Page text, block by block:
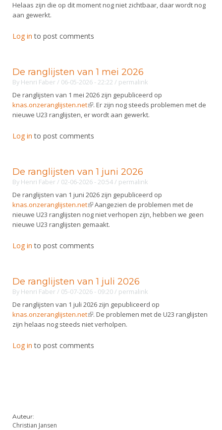
Helaas zijn die op dit moment nog niet zichtbaar, daar wordt nog
aan gewerkt.
Log in to post comments
De ranglijsten van 1 mei 2026
By Henri Faber/ 06-05-2026 - 22:22 / permalink
De ranglijsten van 1 mei 2026 zijn gepubliceerd op
knas.onzeranglijsten.net(link is external)
. Er zijn nog steeds problemen met de
nieuwe U23 ranglijsten, er wordt aan gewerkt.
Log in to post comments
De ranglijsten van 1 juni 2026
By Henri Faber/ 02-06-2026 - 20:54/ permalink
De ranglijsten van 1 juni 2026 zijn gepubliceerd op
knas.onzeranglijsten.net(link is external)
Aangezien de problemen met de
nieuwe U23 ranglijsten nog niet verhopen zijn, hebben we geen
nieuwe U23 ranglijsten gemaakt.
Log in to post comments
De ranglijsten van 1 juli 2026
By Henri Faber/ 05-07-2026 - 09:20/ permalink
De ranglijsten van 1 juli 2026 zijn gepubliceerd op
knas.onzeranglijsten.net(link is external)
. De problemen met de U23 ranglijsten
zijn helaas nog steeds niet verholpen.
Log in to post comments
Auteur:
Christian Jansen